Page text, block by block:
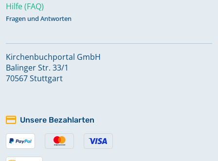
Hilfe (FAQ)
Fragen und Antworten
Kirchenbuchportal GmbH
Balinger Str. 33/1
70567 Stuttgart
Unsere Bezahlarten